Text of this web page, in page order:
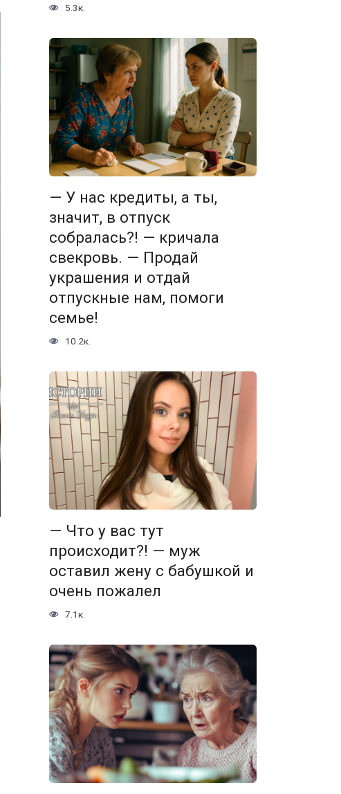
5.3к.
— У нас кредиты, а ты,
значит, в отпуск
собралась?! — кричала
свекровь. — Продай
украшения и отдай
отпускные нам, помоги
семье!
10.2к.
— Что у вас тут
происходит?! — муж
оставил жену с бабушкой и
очень пожалел
7.1к.